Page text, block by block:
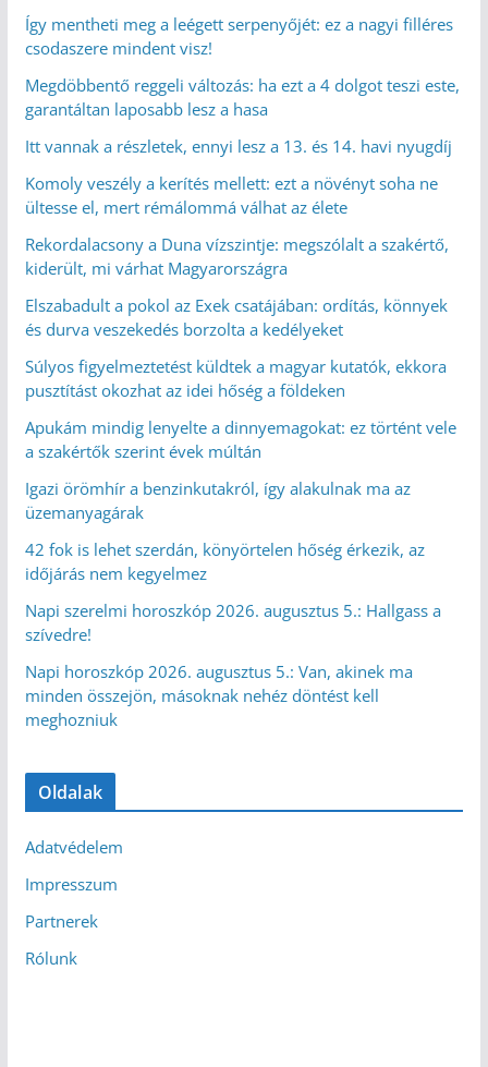
Így mentheti meg a leégett serpenyőjét: ez a nagyi filléres
csodaszere mindent visz!
Megdöbbentő reggeli változás: ha ezt a 4 dolgot teszi este,
garantáltan laposabb lesz a hasa
Itt vannak a részletek, ennyi lesz a 13. és 14. havi nyugdíj
Komoly veszély a kerítés mellett: ezt a növényt soha ne
ültesse el, mert rémálommá válhat az élete
Rekordalacsony a Duna vízszintje: megszólalt a szakértő,
kiderült, mi várhat Magyarországra
Elszabadult a pokol az Exek csatájában: ordítás, könnyek
és durva veszekedés borzolta a kedélyeket
Súlyos figyelmeztetést küldtek a magyar kutatók, ekkora
pusztítást okozhat az idei hőség a földeken
Apukám mindig lenyelte a dinnyemagokat: ez történt vele
a szakértők szerint évek múltán
Igazi örömhír a benzinkutakról, így alakulnak ma az
üzemanyagárak
42 fok is lehet szerdán, könyörtelen hőség érkezik, az
időjárás nem kegyelmez
Napi szerelmi horoszkóp 2026. augusztus 5.: Hallgass a
szívedre!
Napi horoszkóp 2026. augusztus 5.: Van, akinek ma
minden összejön, másoknak nehéz döntést kell
meghozniuk
Oldalak
Adatvédelem
Impresszum
Partnerek
Rólunk